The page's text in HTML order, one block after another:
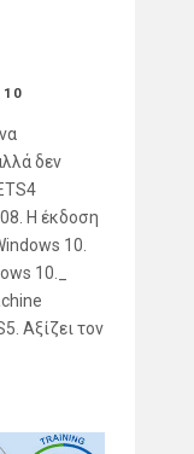
δεν
Η έκδοση
10.
10._
Αξίζει τον